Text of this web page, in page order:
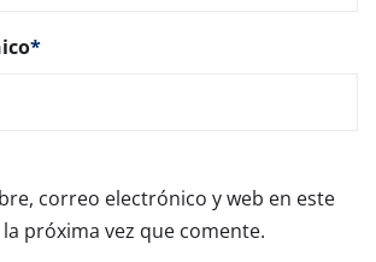
*
correo electrónico y web en este
próxima vez que comente.